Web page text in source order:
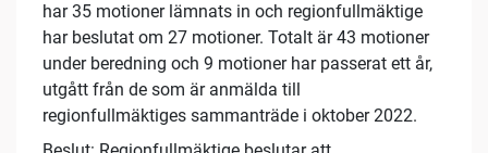
har 35 motioner lämnats in och regionfullmäktige
har beslutat om 27 motioner. Totalt är 43 motioner
under beredning och 9 motioner har passerat ett år,
utgått från de som är anmälda till
regionfullmäktiges sammanträde i oktober 2022.